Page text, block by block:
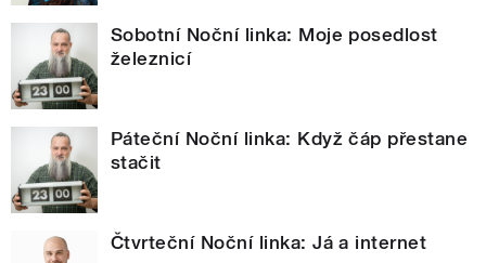
Sobotní Noční linka: Moje posedlost
železnicí
Páteční Noční linka: Když čáp přestane
stačit
Čtvrteční Noční linka: Já a internet